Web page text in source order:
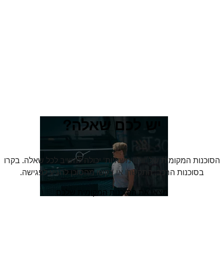
יש לכם שאלה?
הסוכנות המקומית של 'וולוו משאיות' יכולה להשיב לכל שאלה. בקרו
בסוכנות הרכב, התקשרו או בקשו מהסוכן להגיע לפגישה.
מצאו את הסוכנות המקומית שלכם